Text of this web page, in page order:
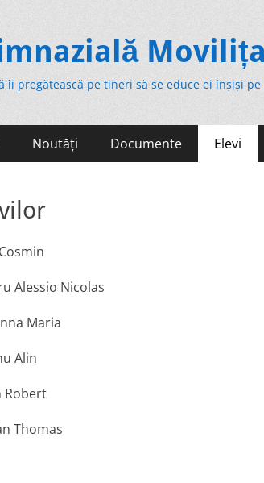
Movilița
îi pregătească pe tineri să se educe ei înșiși
Noutăți Documente Elevi
Alessio Nicolas
Maria
Alin
Robert
Thomas